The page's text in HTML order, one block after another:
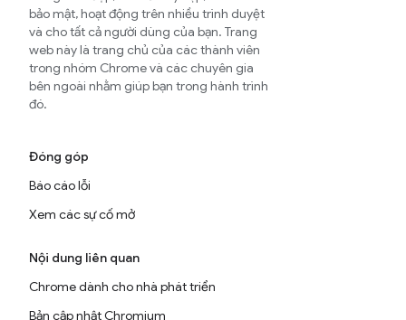
bảo mật, hoạt động trên nhiều trình duyệt
và cho tất cả người dùng của bạn. Trang
web này là trang chủ của các thành viên
trong nhóm Chrome và các chuyên gia
bên ngoài nhằm giúp bạn trong hành trình
đó.
Đóng góp
Báo cáo lỗi
Xem các sự cố mở
Nội dung liên quan
Chrome dành cho nhà phát triển
Bản cập nhật Chromium